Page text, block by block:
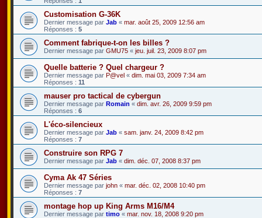
Customisation G-36K
Dernier message par Jab « mar. août 25, 2009 12:56 am
Réponses : 5
Comment fabrique-t-on les billes ?
Dernier message par GMU75 « jeu. juil. 23, 2009 8:07 pm
Quelle batterie ? Quel chargeur ?
Dernier message par P@vel « dim. mai 03, 2009 7:34 am
Réponses : 11
mauser pro tactical de cybergun
Dernier message par Romain « dim. avr. 26, 2009 9:59 pm
Réponses : 6
L'éco-silencieux
Dernier message par Jab « sam. janv. 24, 2009 8:42 pm
Réponses : 7
Construire son RPG 7
Dernier message par Jab « dim. déc. 07, 2008 8:37 pm
Cyma Ak 47 Séries
Dernier message par john « mar. déc. 02, 2008 10:40 pm
Réponses : 7
montage hop up King Arms M16/M4
Dernier message par timo « mar. nov. 18, 2008 9:20 pm